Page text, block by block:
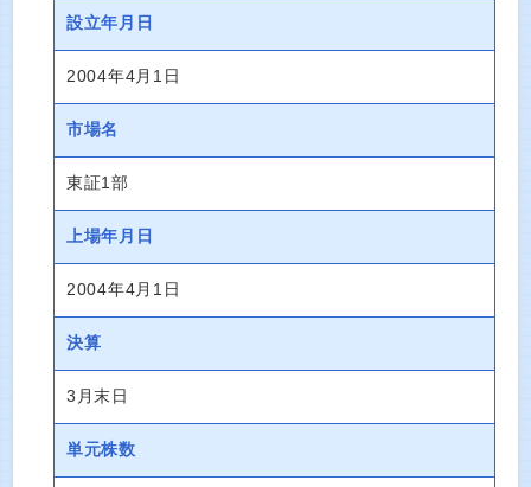
設立年月日
2004年4月1日
市場名
東証1部
上場年月日
2004年4月1日
決算
3月末日
単元株数